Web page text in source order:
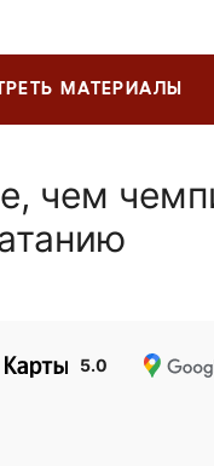
МАТЕРИАЛЫ
чем
5.0